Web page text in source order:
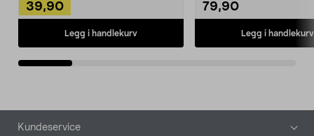
39,90
Legg i handlekurv
79,90
Legg i handlekurv
Bunntekst
Kundeservice